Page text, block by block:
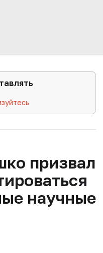
призвал
научные